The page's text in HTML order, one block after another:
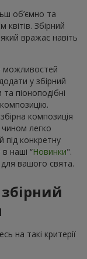
об’ємно та
Збірний
вражає навіть
можливостей
у збірний
піоноподібні
композиція
чином легко
під конкретну
наші “Новинки".
вашого свята.
на такі критерії